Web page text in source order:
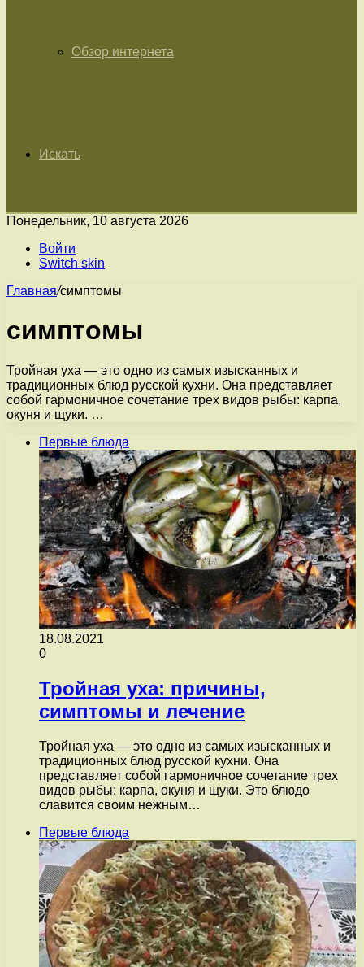
Обзор интернета
Искать
Понедельник, 10 августа 2026
Войти
Switch skin
Главная/симптомы
симптомы
Тройная уха — это одно из самых изысканных и
традиционных блюд русской кухни. Она представляет
собой гармоничное сочетание трех видов рыбы: карпа,
окуня и щуки. …
Первые блюда
18.08.2021
0
Тройная уха: причины,
симптомы и лечение
Тройная уха — это одно из самых изысканных и
традиционных блюд русской кухни. Она
представляет собой гармоничное сочетание трех
видов рыбы: карпа, окуня и щуки. Это блюдо
славится своим нежным…
Первые блюда